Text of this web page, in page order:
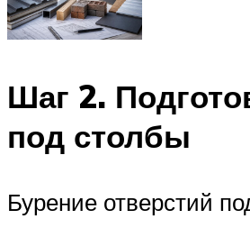
Шаг 2.
под столбы
Бурение отверстий